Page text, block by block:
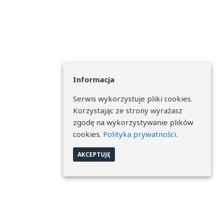
Informacja
Serwis wykorzystuje pliki cookies.
Korzystając ze strony wyrażasz
zgodę na wykorzystywanie plików
cookies. Polityka prywatności.
AKCEPTUJĘ